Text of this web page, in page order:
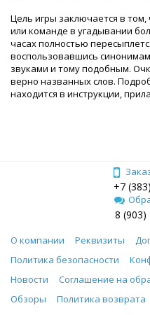
Цель игры заключается в
или команде в угадывании
часах полностью
воспользовавшись
звуками и тому подобным.
верно названных слов.
находится в инструкции,
+7
8 (903)
О компании Реквизиты
Политика безопасности
Новости
Соглашение на
Обзоры
Политика возврата